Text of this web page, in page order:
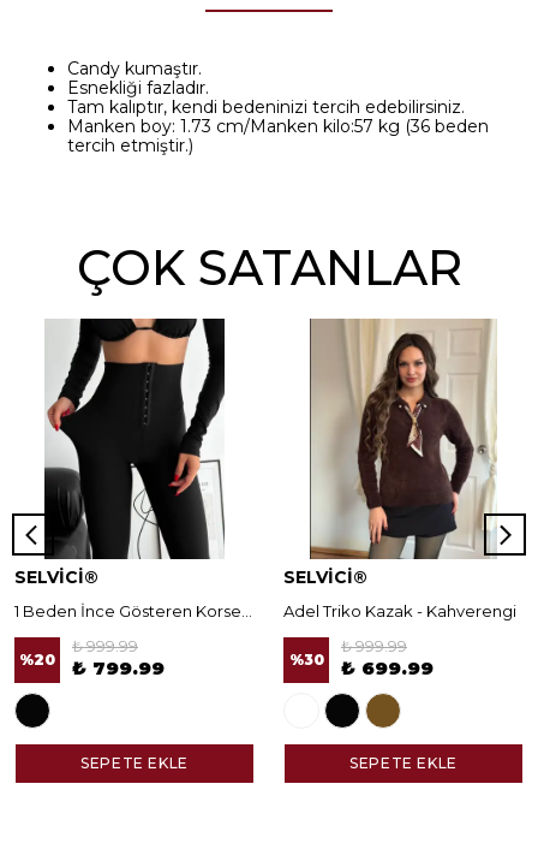
Candy kumaştır.
Esnekliği fazladır.
Tam kalıptır, kendi bedeninizi tercih edebilirsiniz.
Manken boy: 1.73 cm/Manken kilo:57 kg (36 beden
tercih etmiştir.)
ÇOK SATANLAR
SELVİCİ®
%20
₺ 999.99
₺ 799.99
SEPETE EKLE
SELVİCİ®
Adel Triko Kazak - Kahverengi
%30
₺ 999.99
₺ 699.99
SEPETE EKLE